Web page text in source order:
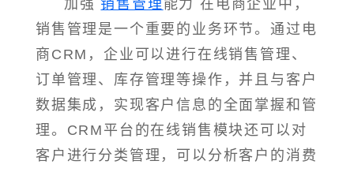
加强销售管理能力 在电商企业中，
销售管理是一个重要的业务环节。通过电
商CRM，企业可以进行在线销售管理、
订单管理、库存管理等操作，并且与客户
数据集成，实现客户信息的全面掌握和管
理。CRM平台的在线销售模块还可以对
客户进行分类管理，可以分析客户的消费